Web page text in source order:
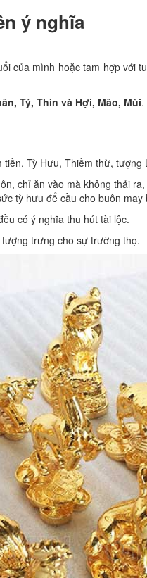
ý nghĩa
của mình hoặc tam hợp với
Tý, Thìn và Hợi, Mão, Mùi
tiền, Tỳ Hưu, Thiềm thừ,
chỉ ăn vào mà không thải
tỳ hưu để cầu cho buôn may
có ý nghĩa thu hút tài lộc.
trưng cho sự trường thọ.